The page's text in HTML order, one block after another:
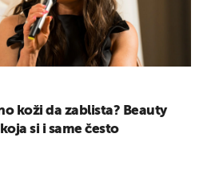
koži da zablista? Beauty
si i same često